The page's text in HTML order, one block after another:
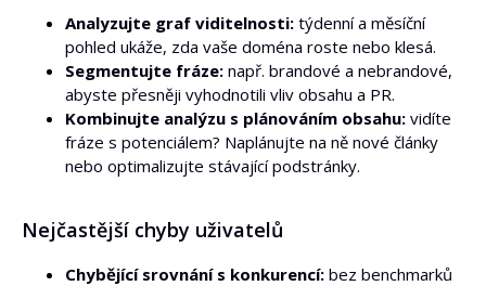
Analyzujte graf viditelnosti: týdenní a měsíční
pohled ukáže, zda vaše doména roste nebo klesá.
Segmentujte fráze: např. brandové a nebrandové,
abyste přesněji vyhodnotili vliv obsahu a PR.
Kombinujte analýzu s plánováním obsahu: vidíte
fráze s potenciálem? Naplánujte na ně nové články
nebo optimalizujte stávající podstránky.
Nejčastější chyby uživatelů
Chybějící srovnání s konkurencí: bez benchmarků